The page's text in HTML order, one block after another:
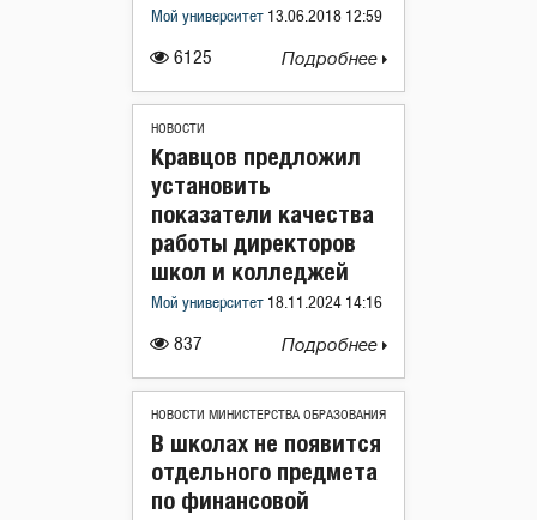
6125
Мой университет 13.06.2018 12:59
Подробнее
НОВОСТИ
837
Кравцов предложил
установить
показатели качества
работы директоров
школ и колледжей
Мой университет 18.11.2024 14:16
Подробнее
НОВОСТИ МИНИСТЕРСТВА ОБРАЗОВАНИЯ
В школах не появится
отдельного предмета
по финансовой